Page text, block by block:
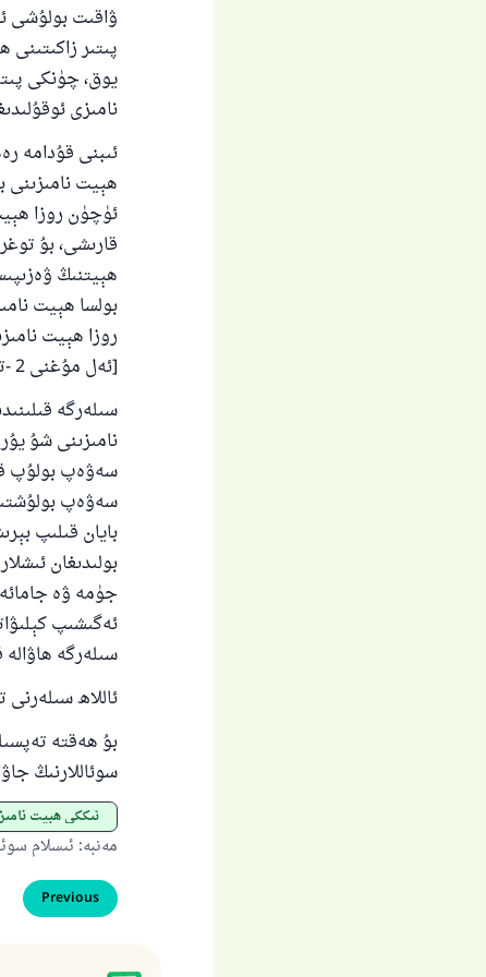
ۋاقىت بولۇشى
پىتىر
يوق، چۈنكى
نامىزى
ئىبنى قۇدامە
ھېيت نامىزىنى
ئۈچۈن روزا
قارىشى، بۇ
ھېيتنىڭ
بولسا ھېيت
روزا ھېيت
[ئەل مۇغنى 2 -توم 232 -بەت].
سىلەرگە
نامىزىنى شۇ
سەۋەپ بولۇپ
سەۋەپ
بايان قىلىپ
بولىدىغان
جۈمە ۋە
ئەگىشىپ
سىلەرگە ھاۋالە
ئاللاھ
بۇ ھەقتە
سوئاللارنىڭ
ئىككى ھېيت
مەنبە: ئىسلام
Previous